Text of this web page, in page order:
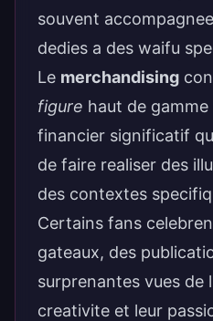
souvent
dedies a des waifu
Le merchandising
figure haut de
financier significatif
de faire realiser des
des contextes
Certains fans
gateaux, des
surprenantes vues
creativite et leur